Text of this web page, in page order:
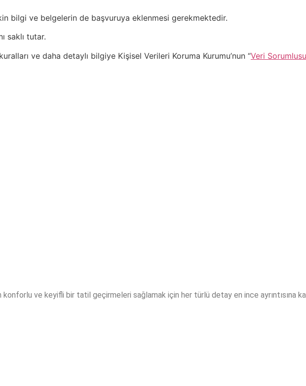
bilgi ve belgelerin de başvuruya eklenmesi gerekmektedir.
saklı tutar.
ve daha detaylı bilgiye Kişisel Verileri Koruma Kurumu’nun “Veri
ve keyifli bir tatil geçirmeleri sağlamak için her türlü detay en ince ayrıntısına